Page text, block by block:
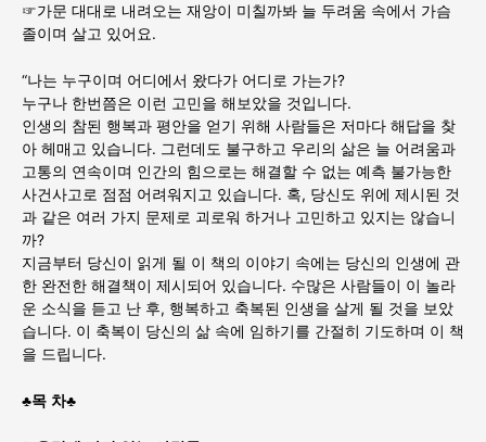
☞가문 대대로 내려오는 재앙이 미칠까봐 늘 두려움 속에서 가슴
졸이며 살고 있어요.
“나는 누구이며 어디에서 왔다가 어디로 가는가?
누구나 한번쯤은 이런 고민을 해보았을 것입니다.
인생의 참된 행복과 평안을 얻기 위해 사람들은 저마다 해답을 찾
아 헤매고 있습니다. 그런데도 불구하고 우리의 삶은 늘 어려움과
고통의 연속이며 인간의 힘으로는 해결할 수 없는 예측 불가능한
사건사고로 점점 어려워지고 있습니다. 혹, 당신도 위에 제시된 것
과 같은 여러 가지 문제로 괴로워 하거나 고민하고 있지는 않습니
까?
지금부터 당신이 읽게 될 이 책의 이야기 속에는 당신의 인생에 관
한 완전한 해결책이 제시되어 있습니다. 수많은 사람들이 이 놀라
운 소식을 듣고 난 후, 행복하고 축복된 인생을 살게 될 것을 보았
습니다. 이 축복이 당신의 삶 속에 임하기를 간절히 기도하며 이 책
을 드립니다.
♣목 차♣